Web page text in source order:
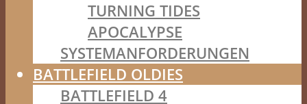
TURNING TIDES
APOCALYPSE
SYSTEMANFORDERUNGEN
BATTLEFIELD OLDIES
BATTLEFIELD 4